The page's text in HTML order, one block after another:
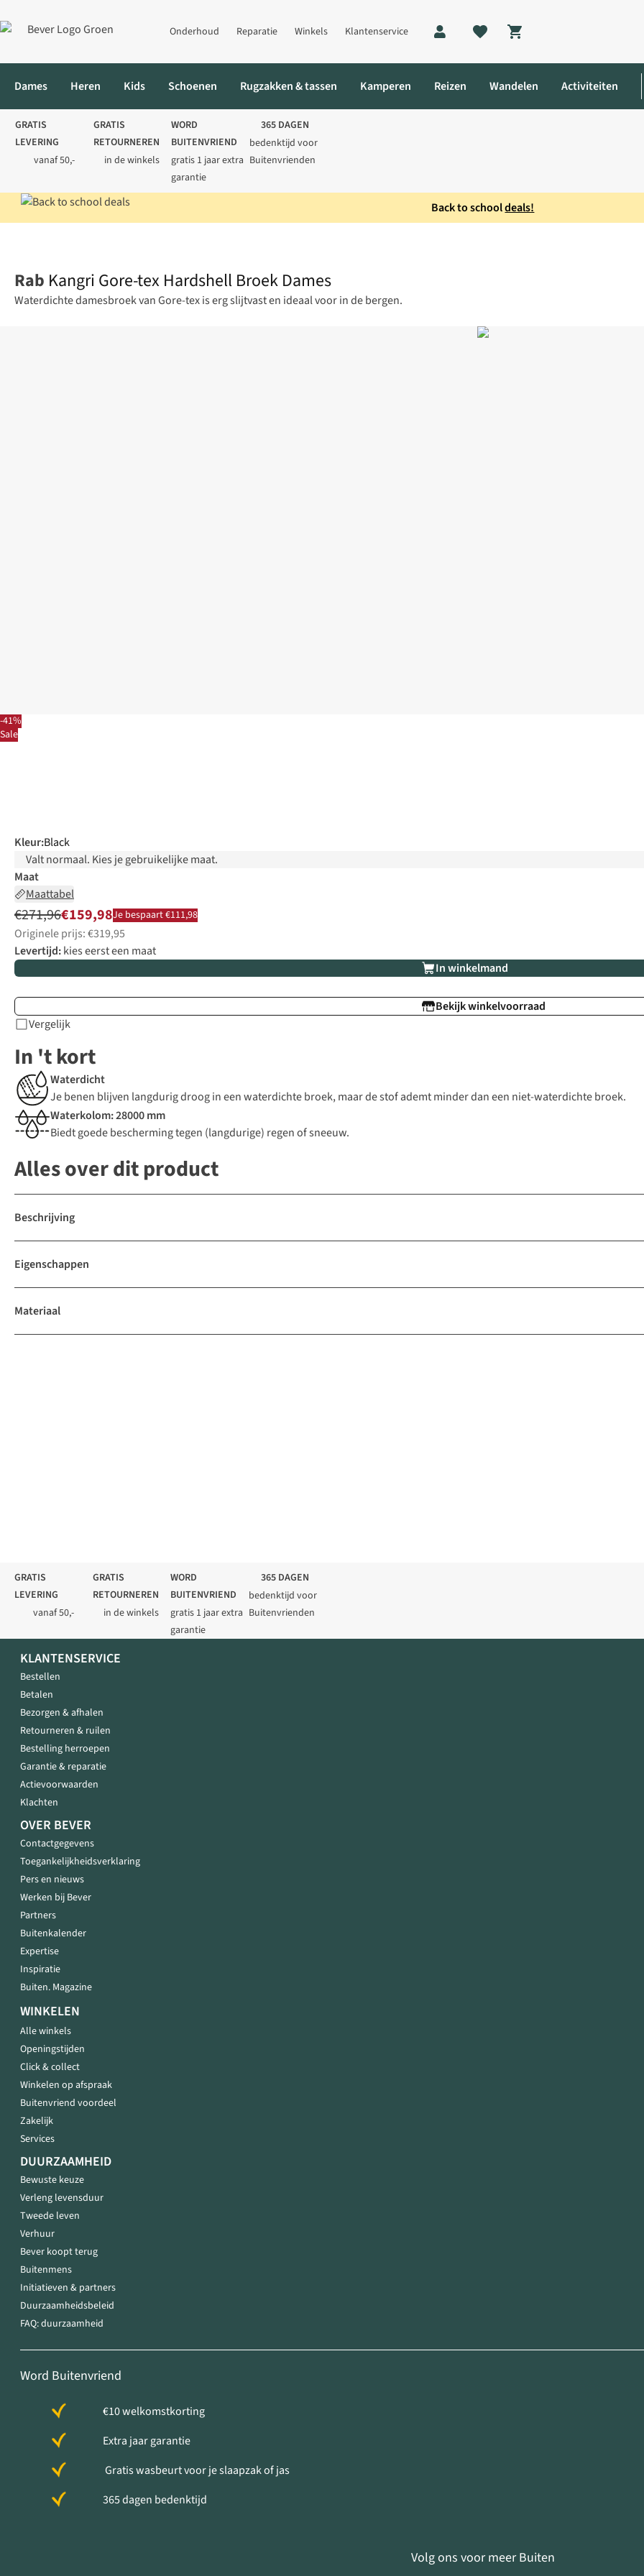
Onderhoud Reparatie Winkels Klantenservice
Shopping cart
Dames Heren Kids Schoenen Rugzakken & tassen Kamperen Reizen Wandelen Activiteiten
GRATIS
LEVERING
vanaf 50,-
GRATIS
RETOURNEREN
in de winkels
WORD
BUITENVRIEND
gratis 1 jaar extra
garantie
365 DAGEN
bedenktijd voor
Buitenvrienden
Back to schooldeals!
-41%
Sale
Rab Kangri Gore-tex Hardshell Broek Dames
Waterdichte damesbroek van Gore-tex is erg slijtvast en ideaal voor in de bergen.
Kleur:Black
Valt normaal. Kies je gebruikelijke maat.
Maat
Maattabel
€271,96€159,98Je bespaart €111,98
Originele prijs: €319,95
Levertijd:kies eerst een maat
In winkelmand
Bekijk winkelvoorraad
Vergelijk
In 't kort
Waterdicht
Je benen blijven langdurig droog in een waterdichte broek, maar de stof ademt minder dan een niet-waterdichte broek.
Waterkolom: 28000 mm
Biedt goede bescherming tegen (langdurige) regen of sneeuw.
Alles over dit product
Beschrijving
Eigenschappen
Materiaal
GRATIS
LEVERING
vanaf 50,-
GRATIS
RETOURNEREN
in de winkels
WORD
BUITENVRIEND
gratis 1 jaar extra
garantie
365 DAGEN
bedenktijd voor
Buitenvrienden
KLANTENSERVICE
Bestellen
Betalen
Bezorgen & afhalen
Retourneren & ruilen
Bestelling herroepen
Garantie & reparatie
Actievoorwaarden
Klachten
OVER BEVER
Contactgegevens
Toegankelijkheidsverklaring
Pers en nieuws
Werken bij Bever
Partners
Buitenkalender
Expertise
Inspiratie
Buiten. Magazine
WINKELEN
Alle winkels
Openingstijden
Click & collect
Winkelen op afspraak
Buitenvriend voordeel
Zakelijk
Services
DUURZAAMHEID
Bewuste keuze
Verleng levensduur
Tweede leven
Verhuur
Bever koopt terug
Buitenmens
Initiatieven & partners
Duurzaamheidsbeleid
FAQ: duurzaamheid
Word Buitenvriend
€10 welkomstkorting
Extra jaar garantie
Gratis wasbeurt voor je slaapzak of jas
365 dagen bedenktijd
Volg ons voor meer Buiten